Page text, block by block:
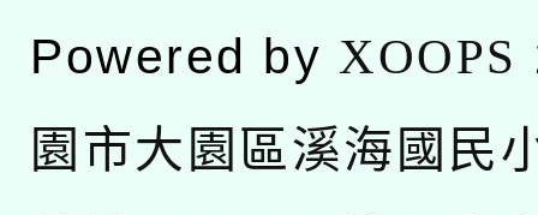
Powered by XOOPS
園市大園區溪海國民